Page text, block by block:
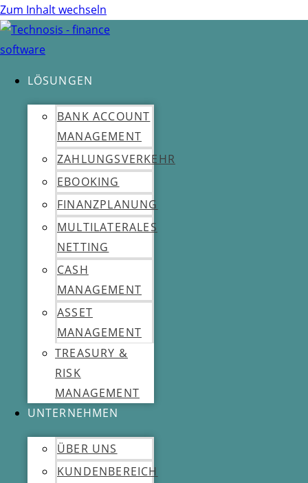
Zum Inhalt wechseln
LÖSUNGEN
BANK ACCOUNT
MANAGEMENT
ZAHLUNGSVERKEHR
EBOOKING
FINANZPLANUNG
MULTILATERALES
NETTING
CASH
MANAGEMENT
ASSET
MANAGEMENT
TREASURY &
RISK
MANAGEMENT
UNTERNEHMEN
ÜBER UNS
KUNDENBEREICH